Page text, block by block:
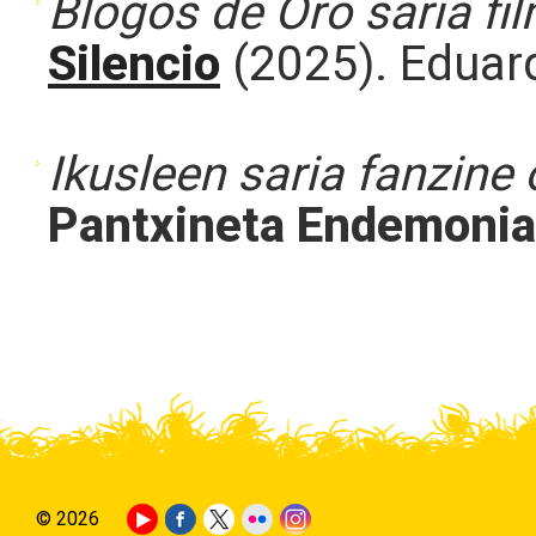
Blogos de Oro saria
Silencio (2025).
Ikusleen saria fanzine
Pantxineta
© 2026